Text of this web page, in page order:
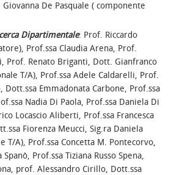
De Pasquale ( componente
Dipartimentale: Prof. Riccardo
Prof.ssa Claudia Arena, Prof.
Prof. Renato Briganti, Dott. Gianfranco
T/A), Prof.ssa Adele Caldarelli, Prof.
Dott.ssa Emmadonata Carbone, Prof.ssa
Nadia Di Paola, Prof.ssa Daniela Di
Locascio Aliberti, Prof.ssa Francesca
Fiorenza Meucci, Sig.ra Daniela
T/A), Prof.ssa Concetta M. Pontecorvo,
Spanò, Prof.ssa Tiziana Russo Spena,
prof. Alessandro Cirillo, Dott.ssa